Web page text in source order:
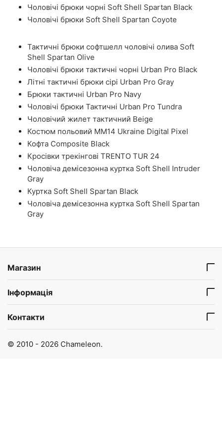
Чоловічі брюки чорні Soft Shell Spartan Black
Чоловічі брюки Soft Shell Spartan Coyote
Тактичні брюки софтшелл чоловічі олива Soft
Shell Spartan Olive
Чоловічі брюки тактичні чорні Urban Pro Black
Літні тактичні брюки сірі Urban Pro Gray
Брюки тактичні Urban Pro Navy
Чоловічі брюки Тактичні Urban Pro Tundra
Чоловічий жилет тактичний Beige
Костюм польовий ММ14 Ukraine Digital Pixel
Кофта Composite Black
Кросівки трекінгові TRENTO TUR 24
Чоловіча демісезонна куртка Soft Shell Intruder
Gray
Куртка Soft Shell Spartan Black
Чоловіча демісезонна куртка Soft Shell Spartan
Gray
Магазин
Інформація
Контакти
© 2010 - 2026 Chameleon.